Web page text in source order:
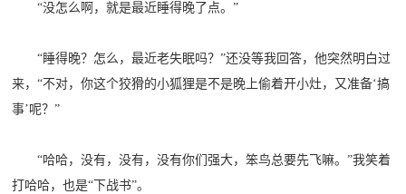
“没怎么啊，就是最近睡得晚了点。”
“睡得晚？怎么，最近老失眠吗？”还没等我回答，他突然明白过
来，“不对，你这个狡猾的小狐狸是不是晚上偷着开小灶，又准备‘搞
事’呢？”
“哈哈，没有，没有，没有你们强大，笨鸟总要先飞嘛。”我笑着
打哈哈，也是“下战书”。